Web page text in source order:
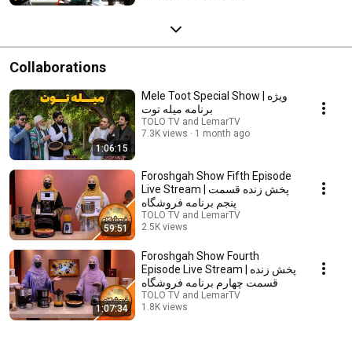
Collaborations
1:06:15
Mele Toot Special Show | ویژه
برنامه میله توت
TOLO TV and LemarTV
7.3K views
1 month ago
59:51
Foroshgah Show Fifth Episode
Live Stream | پخش زنده قسمت
پنجم برنامه فروشگاه
TOLO TV and LemarTV
2.5K views
1:07:34
Foroshgah Show Fourth
Episode Live Stream | پخش زنده
قسمت چهارم برنامه فروشگاه
TOLO TV and LemarTV
1.8K views